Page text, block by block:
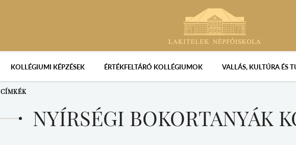
KOLLÉGIUMI KÉPZÉSEK ÉRTÉKFELTÁRÓ KOLLÉGIUMOK VALLÁS, KULTÚRA ÉS
CÍMKÉK
NYÍRSÉGI BOKORTANYÁK